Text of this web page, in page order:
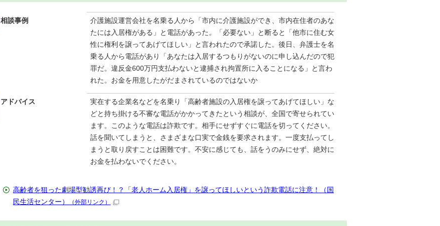
相談事例
介護施設運営会社を名乗る人から「市内に介護施設ができ、市内在住者のあな
たには入居権がある」と電話があった。「必要ない」と断ると「他市に住む女
性に権利を譲ってあげてほしい」と言われたので承諾した。後日、弁護士を名
乗る人から電話があり「あなたは入居するつもりがないのに申し込んだので犯
罪だ。違反金600万円支払わないと逮捕され拘置所に入ることになる」と言わ
れた。お金を用意したがだまされているのではないか
アドバイス
実在する企業名などを名乗り「高齢者施設の入居権を譲ってあげてほしい」な
どと持ち掛ける不審な電話がかかってきたという相談が、全国で寄せられてい
ます。このような電話は詐欺です。相手にせずすぐに電話を切ってください。
話を聞いてしまうと、さまざまな口実で金銭を要求されます。一度支払ってし
まうと取り戻すことは困難です。不安に感じても、話をうのみにせず、絶対に
お金を払わないでください。
高齢者を狙った劇場型勧誘再び！？「老人ホーム入居権」を譲ってほしいという詐欺電話に注意！（国
民生活センター）
（外部リンク）